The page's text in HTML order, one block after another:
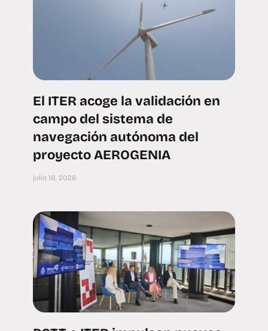
El ITER acoge la validación en
campo del sistema de
navegación autónoma del
proyecto AEROGENIA
julio 16, 2026